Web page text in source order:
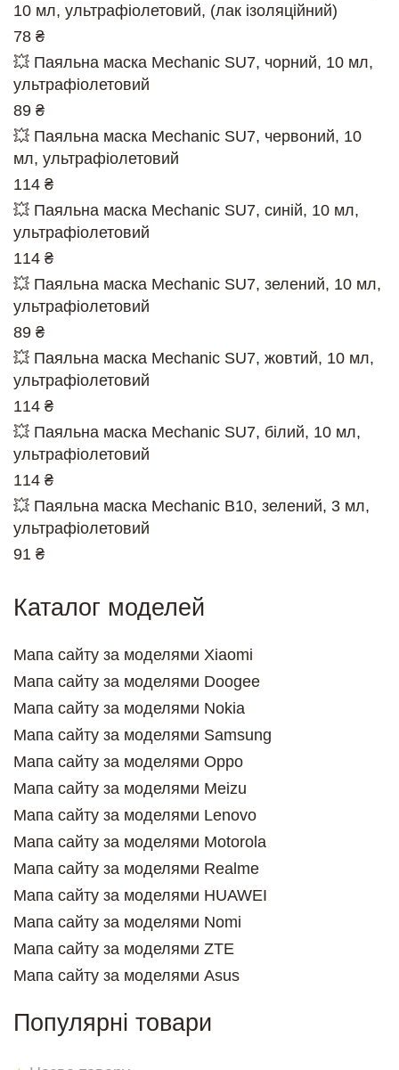
10 мл, ультрафіолетовий, (лак ізоляційний)
78 ₴
💥 Паяльна маска Mechanic SU7, чорний, 10 мл,
ультрафіолетовий
89 ₴
💥 Паяльна маска Mechanic SU7, червоний, 10
мл, ультрафіолетовий
114 ₴
💥 Паяльна маска Mechanic SU7, синій, 10 мл,
ультрафіолетовий
114 ₴
💥 Паяльна маска Mechanic SU7, зелений, 10 мл,
ультрафіолетовий
89 ₴
💥 Паяльна маска Mechanic SU7, жовтий, 10 мл,
ультрафіолетовий
114 ₴
💥 Паяльна маска Mechanic SU7, білий, 10 мл,
ультрафіолетовий
114 ₴
💥 Паяльна маска Mechanic B10, зелений, 3 мл,
ультрафіолетовий
91 ₴
Каталог моделей
Мапа сайту за моделями Xiaomi
Мапа сайту за моделями Doogee
Мапа сайту за моделями Nokia
Мапа сайту за моделями Samsung
Мапа сайту за моделями Oppo
Мапа сайту за моделями Meizu
Мапа сайту за моделями Lenovo
Мапа сайту за моделями Motorola
Мапа сайту за моделями Realme
Мапа сайту за моделями HUAWEI
Мапа сайту за моделями Nomi
Мапа сайту за моделями ZTE
Мапа сайту за моделями Asus
Популярні товари